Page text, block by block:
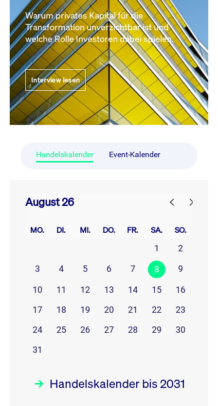
Warum privates Kapital für die
Transformation unverzichtbar ist und
welche Rolle Investoren dabei spielen.
Interview lesen
Handelskalender Event-Kalender
August 26
MO. DI. MI. DO. FR. SA. SO.
1
2
3
4 5 6 7 8 9
10 11 12 13 14 15
16
17
18 19 20 21 22
23
24
25 26 27 28 29
30
31
Handelskalender bis 2031